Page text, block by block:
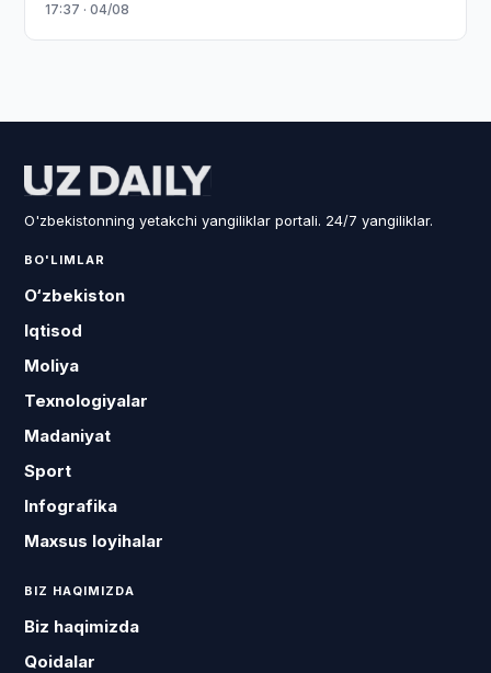
17:37 · 04/08
O'zbekistonning yetakchi yangiliklar portali. 24/7 yangiliklar.
BO'LIMLAR
O‘zbekiston
Iqtisod
Moliya
Texnologiyalar
Madaniyat
Sport
Infografika
Maxsus loyihalar
BIZ HAQIMIZDA
Biz haqimizda
Qoidalar